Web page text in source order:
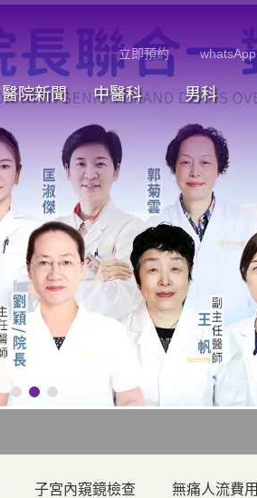
立即預約 whatsApp
醫院新聞 中醫科 男科
子宮內窺鏡檢查 無痛人流費用